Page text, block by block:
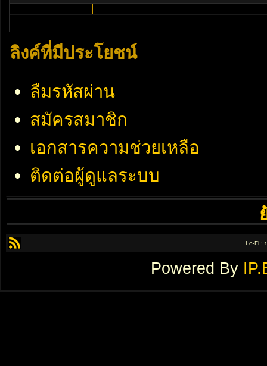
ลิงค์ที่มีประโยชน์
ลืมรหัสผ่าน
สมัครสมาชิก
เอกสารความช่วยเหลือ
ติดต่อผู้ดูแลระบบ
Lo-Fi ;
Powered By